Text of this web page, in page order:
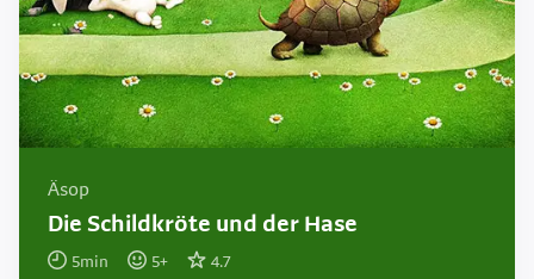
Äsop
Die Schildkröte und der Hase
5min 5+ 4.7